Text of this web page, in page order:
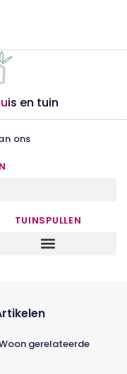
uis en tuin
ons
TUINSPULLEN
gerelateerde